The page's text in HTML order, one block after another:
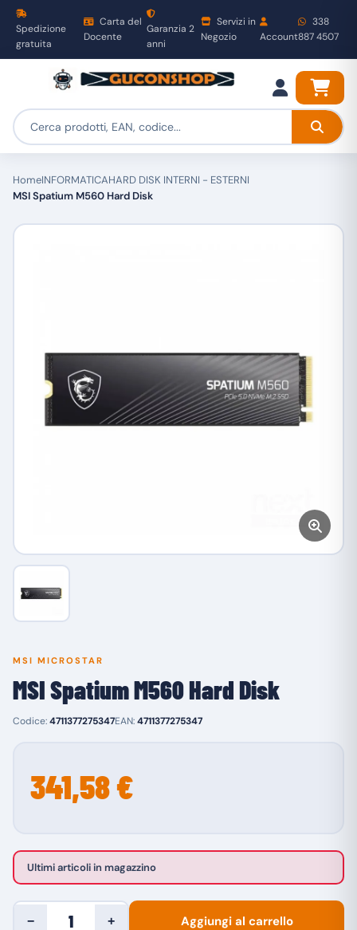
Spedizione
gratuita
Carta del
Docente
Garanzia 2
anni
Servizi in
Negozio
Account
338
887 4507
HomeINFORMATICAHARD DISK INTERNI - ESTERNI
MSI Spatium M560 Hard Disk
MSI MICROSTAR
MSI Spatium M560 Hard Disk
Codice:4711377275347EAN:4711377275347
341,58 €
Ultimi articoli in magazzino
− + Aggiungi al carrello